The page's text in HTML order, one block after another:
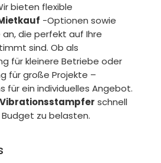
bieten flexible
-Optionen sowie
die perfekt auf Ihre
sind. Ob als
für kleinere Betriebe oder
für große Projekte –
für ein individuelles Angebot.
Vibrationsstampfer schnell
zu belasten.